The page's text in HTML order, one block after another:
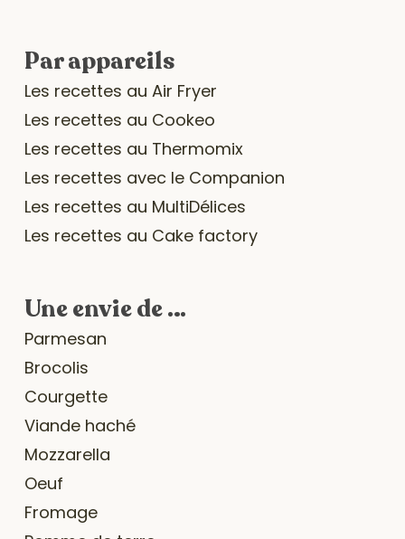
Par appareils
Les recettes au Air Fryer
Les recettes au Cookeo
Les recettes au Thermomix
Les recettes avec le Companion
Les recettes au MultiDélices
Les recettes au Cake factory
Une envie de …
Parmesan
Brocolis
Courgette
Viande haché
Mozzarella
Oeuf
Fromage